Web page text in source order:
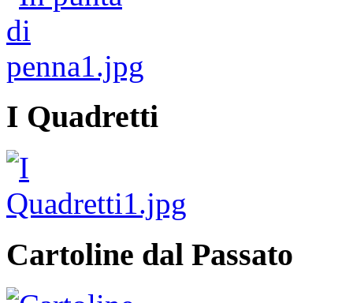
I Quadretti
Cartoline dal Passato